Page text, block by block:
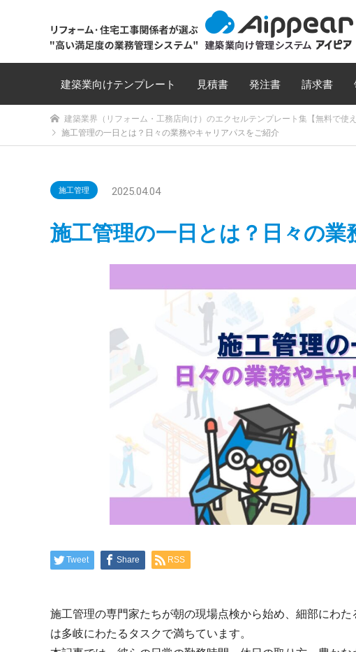
建築業向けテンプレート 見積書 発注書 請求書
建築業界（リフォーム・工務店向け）のエクセルテンプレート集【無料で使
施工管理の一日とは？日々の業務やキャリアパスをご紹介
施工管理 2025.04.04
施工管理の一日とは？日々の
Tweet Share RSS
施工管理の専門家たちが朝の現場点検から始め、細部にわ
は多岐にわたるタスクで満ちています。